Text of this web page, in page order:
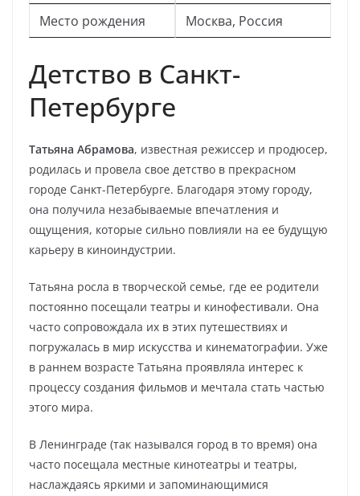
Место рождения Москва, Россия
Детство в Санкт-
Петербурге
Татьяна Абрамова, известная режиссер и продюсер,
родилась и провела свое детство в прекрасном
городе Санкт-Петербурге. Благодаря этому городу,
она получила незабываемые впечатления и
ощущения, которые сильно повлияли на ее будущую
карьеру в киноиндустрии.
Татьяна росла в творческой семье, где ее родители
постоянно посещали театры и кинофестивали. Она
часто сопровождала их в этих путешествиях и
погружалась в мир искусства и кинематографии. Уже
в раннем возрасте Татьяна проявляла интерес к
процессу создания фильмов и мечтала стать частью
этого мира.
В Ленинграде (так назывался город в то время) она
часто посещала местные кинотеатры и театры,
наслаждаясь яркими и запоминающимися